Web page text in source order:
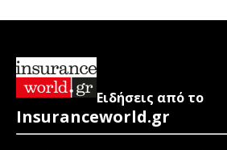
Ειδήσεις από το
Insuranceworld.gr